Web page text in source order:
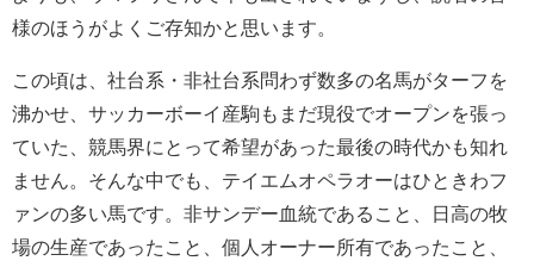
様のほうがよくご存知かと思います。
この頃は、社台系・非社台系問わず数多の名馬がターフを
沸かせ、サッカーボーイ産駒もまだ現役でオープンを張っ
ていた、競馬界にとって希望があった最後の時代かも知れ
ません。そんな中でも、テイエムオペラオーはひときわフ
ァンの多い馬です。非サンデー血統であること、日高の牧
場の生産であったこと、個人オーナー所有であったこと、